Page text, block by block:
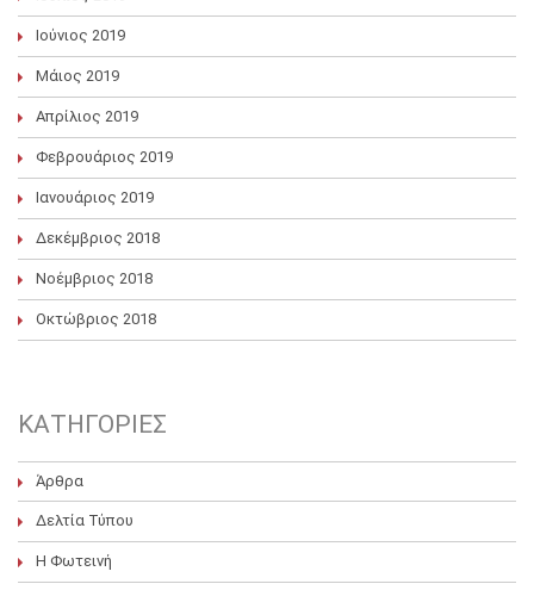
Ιούνιος 2019
Μάιος 2019
Απρίλιος 2019
Φεβρουάριος 2019
Ιανουάριος 2019
Δεκέμβριος 2018
Νοέμβριος 2018
Οκτώβριος 2018
KΑΤΗΓΟΡΊΕΣ
Άρθρα
Δελτία Τύπου
Η Φωτεινή